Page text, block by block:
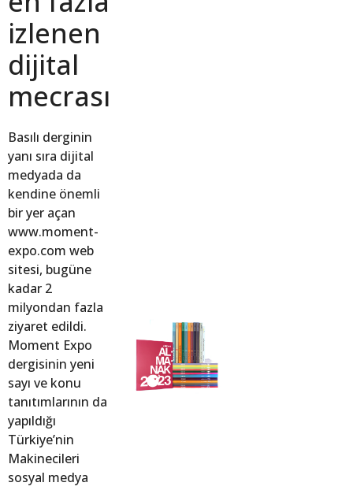
izlenen
dijital
mecrası
Basılı derginin
yanı sıra dijital
medyada da
kendine önemli
bir yer açan
www.moment-
expo.com web
sitesi, bugüne
kadar 2
milyondan fazla
ziyaret edildi.
Moment Expo
dergisinin yeni
sayı ve konu
tanıtımlarının da
yapıldığı
Türkiye’nin
Makinecileri
sosyal medya